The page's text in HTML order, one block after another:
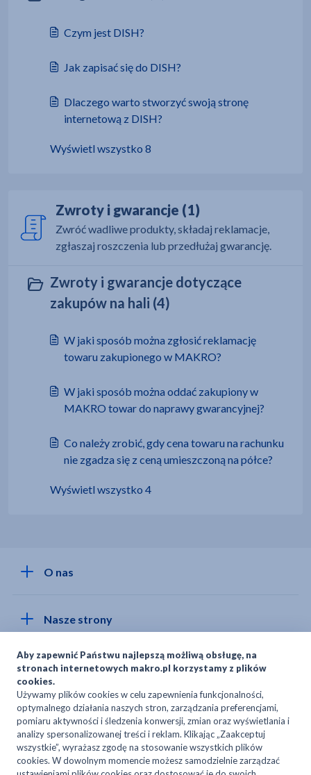
Czym jest DISH?
Jak zapisać się do DISH?
Dlaczego warto stworzyć swoją stronę
internetową z DISH?
Wyświetl wszystko 8
Zwroty i gwarancje (1)
Zwróć wadliwe produkty, składaj reklamacje,
zgłaszaj roszczenia lub przedłużaj gwarancję.
Zwroty i gwarancje dotyczące
zakupów na hali (4)
W jaki sposób można zgłosić reklamację
towaru zakupionego w MAKRO?
W jaki sposób można oddać zakupiony w
MAKRO towar do naprawy gwarancyjnej?
Co należy zrobić, gdy cena towaru na rachunku
nie zgadza się z ceną umieszczoną na półce?
Wyświetl wszystko 4